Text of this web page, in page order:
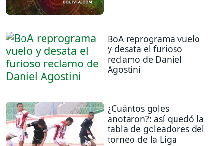
BoA reprograma vuelo
y desata el furioso
reclamo de Daniel
Agostini
¿Cuántos goles
anotaron?: así quedó la
tabla de goleadores del
torneo de la Liga